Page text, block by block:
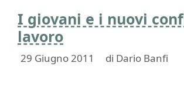
I giovani e i nuovi
lavoro
29 Giugno 2011 di Dario Banfi